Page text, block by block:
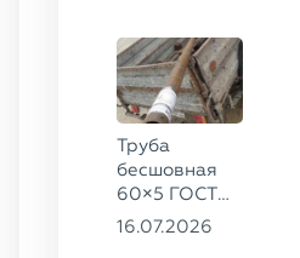
Труба
бесшовная
60×5 ГОСТ
8732-78, ст.
16.07.2026